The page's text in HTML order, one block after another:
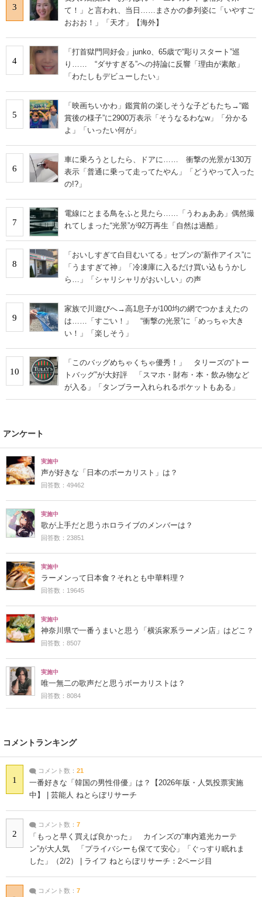
3
て！」と言われ、当日……まさかの参列姿に「いやすご
おおお！」「天才」【海外】
4
「打首獄門同好会」junko、65歳で“彫りスタート”巡
り…… “ダサすぎる”への持論に反響「理由が素敵」
「わたしもデビューしたい」
5
「映画ちいかわ」鑑賞前の楽しそうな子どもたち→“鑑
賞後の様子”に2900万表示「そうなるわなw」「分かる
よ」「いったい何が」
6
車に乗ろうとしたら、ドアに…… 衝撃の光景が130万
表示「普通に乗って走ってたやん」「どうやって入った
の!?」
7
電線にとまる鳥をふと見たら……「うわぁああ」偶然撮
れてしまった“光景”が92万再生「自然は過酷」
8
「おいしすぎて白目むいてる」セブンの“新作アイス”に
「うますぎて神」「冷凍庫に入るだけ買い込もうかし
ら…」「シャリシャリがおいしい」の声
9
家族で川遊びへ→高1息子が100均の網でつかまえたの
は……「すごい！」 “衝撃の光景”に「めっちゃ大き
い！」「楽しそう」
10
「このバッグめちゃくちゃ優秀！」 タリーズの“トー
トバッグ”が大好評 「スマホ・財布・本・飲み物など
が入る」「タンブラー入れられるポケットもある」
アンケート
実施中
声が好きな「日本のボーカリスト」は？
回答数：49462
実施中
歌が上手だと思うホロライブのメンバーは？
回答数：23851
実施中
ラーメンって日本食？それとも中華料理？
回答数：19645
実施中
神奈川県で一番うまいと思う「横浜家系ラーメン店」はどこ？
回答数：8507
実施中
唯一無二の歌声だと思うボーカリストは？
回答数：8084
コメントランキング
1
コメント数： 21
一番好きな「韓国の男性俳優」は？【2026年版・人気投票実施
中】 | 芸能人 ねとらぼリサーチ
2
コメント数： 7
「もっと早く買えば良かった」 カインズの“車内遮光カーテ
ン”が大人気 「プライバシーも保てて安心」「ぐっすり眠れま
した」（2/2） | ライフ ねとらぼリサーチ：2ページ目
コメント数： 7